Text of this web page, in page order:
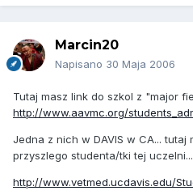
Marcin20
Napisano 30 Maja 2006
Tutaj masz link do szkol z "major
http://www.aavmc.org/
Jedna z nich w DAVIS w CA... tutaj
przyszlego studenta/tki tej uczelni...
http://www.vetmed.ucdavis.edu/